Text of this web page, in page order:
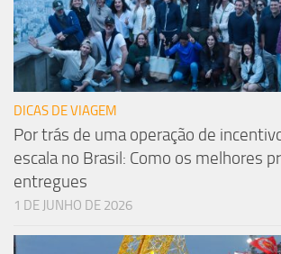
DICAS DE VIAGEM
Por trás de uma operação de
escala no Brasil: Como os melhores
entregues
1 DE JUNHO DE 2026